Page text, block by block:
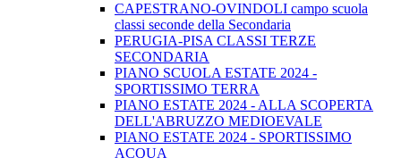
CAPESTRANO-OVINDOLI campo scuola
classi seconde della Secondaria
PERUGIA-PISA CLASSI TERZE
SECONDARIA
PIANO SCUOLA ESTATE 2024 -
SPORTISSIMO TERRA
PIANO ESTATE 2024 - ALLA SCOPERTA
DELL'ABRUZZO MEDIOEVALE
PIANO ESTATE 2024 - SPORTISSIMO
ACQUA